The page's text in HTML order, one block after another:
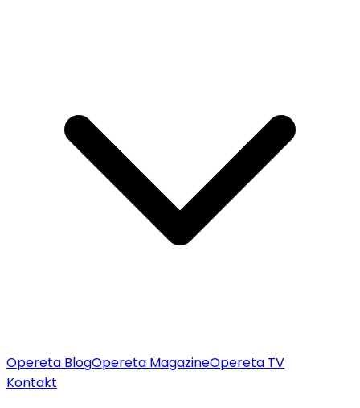
Opereta BlogOpereta MagazineOpereta TV
Kontakt